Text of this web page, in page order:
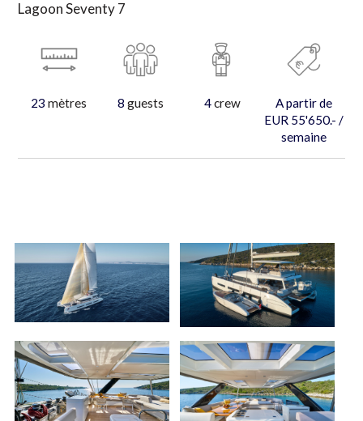
Lagoon Seventy 7
23 mètres 8 guests 4crew
A partir de
EUR 55'650.- /
semaine